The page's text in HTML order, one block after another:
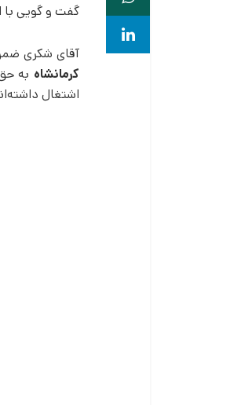
گفت و گویی با
آقای شکری
کرمانشاه به
اشتغال